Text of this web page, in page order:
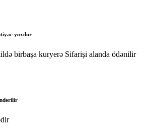
yoxdur
birbaşa kuryerə Sifarişi alanda ödənilir